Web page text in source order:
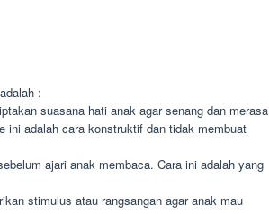
:
suasana hati anak agar senang dan merasa
ini adalah cara konstruktif dan tidak membuat
ajari anak membaca. Cara ini adalah yang
stimulus atau rangsangan agar anak mau